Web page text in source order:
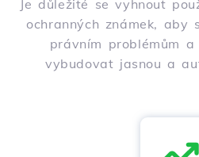
Je důležité se vyhnout
ochranných známek, aby
právním problémům
vybudovat jasnou a